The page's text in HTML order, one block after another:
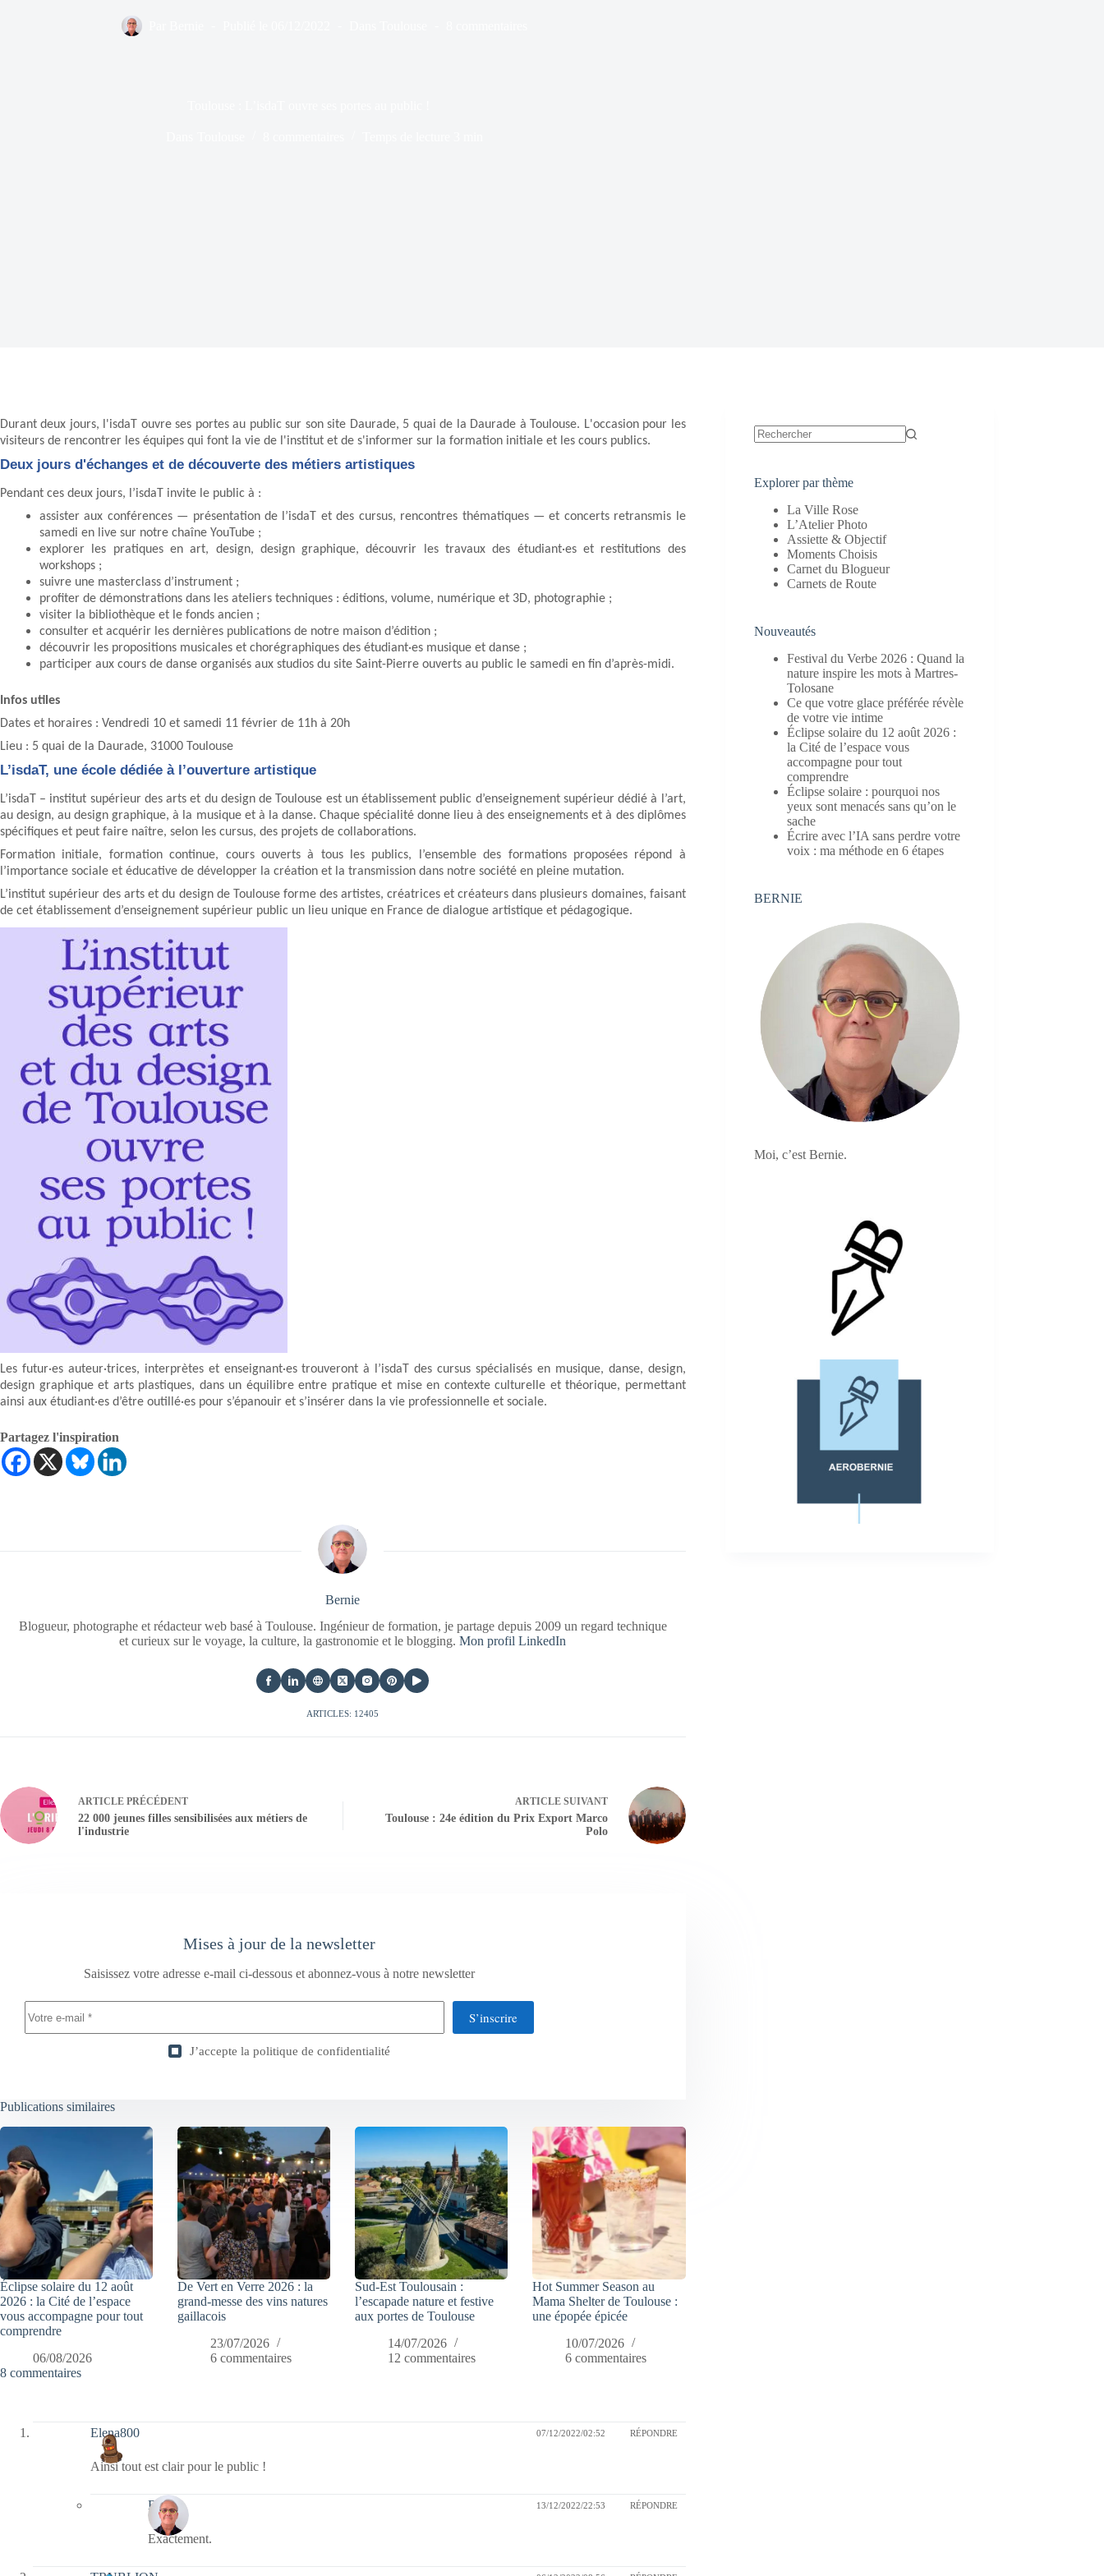
Durant deux jours, l'isdaT ouvre ses portes au public sur son site Daurade, 5 quai de la Daurade à Toulouse. L'occasion pour les
visiteurs de rencontrer les équipes qui font la vie de l'institut et de s'informer sur la formation initiale et les cours publics.
Deux jours d'échanges et de découverte des métiers artistiques
Pendant ces deux jours, l’isdaT invite le public à :
assister aux conférences — présentation de l’isdaT et des cursus, rencontres thématiques — et concerts retransmis le
samedi en live sur notre chaîne YouTube ;
explorer les pratiques en art, design, design graphique, découvrir les travaux des étudiant·es et restitutions des
workshops ;
suivre une masterclass d’instrument ;
profiter de démonstrations dans les ateliers techniques : éditions, volume, numérique et 3D, photographie ;
visiter la bibliothèque et le fonds ancien ;
consulter et acquérir les dernières publications de notre maison d’édition ;
découvrir les propositions musicales et chorégraphiques des étudiant·es musique et danse ;
participer aux cours de danse organisés aux studios du site Saint-Pierre ouverts au public le samedi en fin d’après-midi.
Infos utiles
Dates et horaires : Vendredi 10 et samedi 11 février de 11h à 20h
Lieu : 5 quai de la Daurade, 31000 Toulouse
L’isdaT, une école dédiée à l’ouverture artistique
L’isdaT – institut supérieur des arts et du design de Toulouse est un établissement public d’enseignement supérieur dédié à l’art,
au design, au design graphique, à la musique et à la danse. Chaque spécialité donne lieu à des enseignements et à des diplômes
spécifiques et peut faire naître, selon les cursus, des projets de collaborations.
Formation initiale, formation continue, cours ouverts à tous les publics, l’ensemble des formations proposées répond à
l’importance sociale et éducative de développer la création et la transmission dans notre société en pleine mutation.
L’institut supérieur des arts et du design de Toulouse forme des artistes, créatrices et créateurs dans plusieurs domaines, faisant
de cet établissement d’enseignement supérieur public un lieu unique en France de dialogue artistique et pédagogique.
Les futur·es auteur·trices, interprètes et enseignant·es trouveront à l’isdaT des cursus spécialisés en musique, danse, design,
design graphique et arts plastiques, dans un équilibre entre pratique et mise en contexte culturelle et théorique, permettant
ainsi aux étudiant·es d’être outillé·es pour s’épanouir et s’insérer dans la vie professionnelle et sociale.
Partagez l'inspiration
Bernie
Blogueur, photographe et rédacteur web basé à Toulouse. Ingénieur de formation, je partage depuis 2009 un regard technique
et curieux sur le voyage, la culture, la gastronomie et le blogging.Mon profil LinkedIn
ARTICLES: 12405
ARTICLE PRÉCÉDENT
22 000 jeunes filles sensibilisées aux métiers de
l'industrie
ARTICLESUIVANT
Toulouse : 24e édition du Prix Export Marco
Polo
Mises à jour de la newsletter
Saisissez votre adresse e-mail ci-dessous et abonnez-vous à notre newsletter
S’inscrire
J’accepte la politique de confidentialité
Publications similaires
Éclipse solaire du 12 août
2026 : la Cité de l’espace
vous accompagne pour tout
comprendre
06/08/2026
De Vert en Verre 2026 : la
grand-messe des vins natures
gaillacois
23/07/2026
6 commentaires
Sud-Est Toulousain :
l’escapade nature et festive
aux portes de Toulouse
14/07/2026
12 commentaires
Hot Summer Season au
Mama Shelter de Toulouse :
une épopée épicée
10/07/2026
6 commentaires
8 commentaires
Elena800 07/12/2022/02:52 RÉPONDRE
Ainsi tout est clair pour le public !
Bernie 13/12/2022/22:53 RÉPONDRE
Exactement.
Explorer par thème
La Ville Rose
L’Atelier Photo
Assiette & Objectif
Moments Choisis
Carnet du Blogueur
Carnets de Route
Nouveautés
Festival du Verbe 2026 : Quand la
nature inspire les mots à Martres-
Tolosane
Ce que votre glace préférée révèle
de votre vie intime
Éclipse solaire du 12 août 2026 :
la Cité de l’espace vous
accompagne pour tout
comprendre
Éclipse solaire : pourquoi nos
yeux sont menacés sans qu’on le
sache
Écrire avec l’IA sans perdre votre
voix : ma méthode en 6 étapes
BERNIE
Moi, c’est Bernie.